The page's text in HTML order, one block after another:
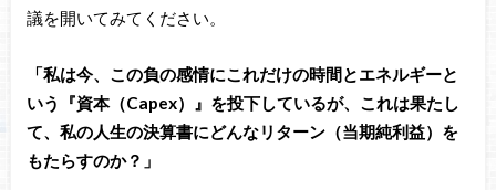
議を開いてみてください。
「私は今、この負の感情にこれだけの時間とエネルギーと
いう『資本（Capex）』を投下しているが、これは果たし
て、私の人生の決算書にどんなリターン（当期純利益）を
もたらすのか？」